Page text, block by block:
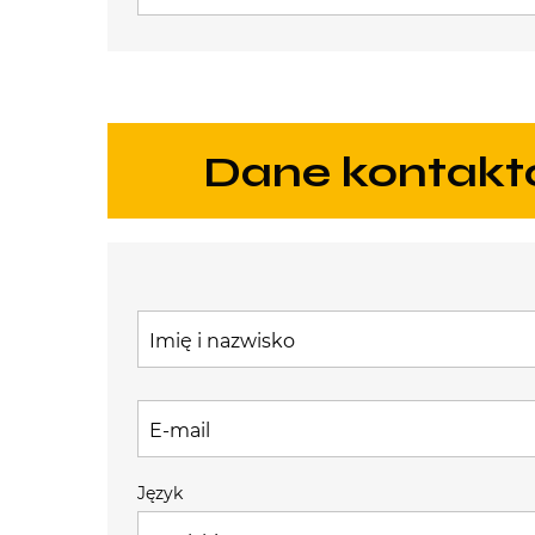
Dane
Imię i nazwisko
E-mail
Język